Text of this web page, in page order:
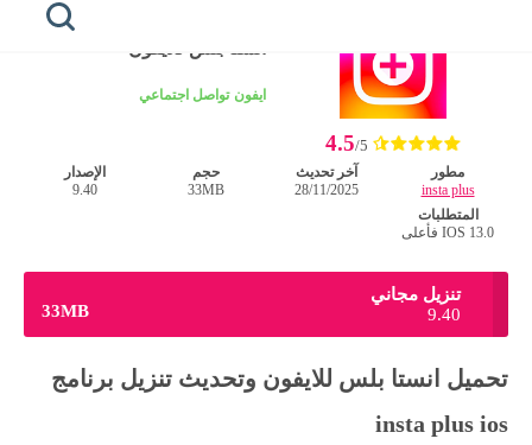
هونيستا
للايفون
للكمبيوتر
هونيستا
خطوط
هونيستا
4.5/5
ايفون تواصل اجتماعي
مطور
insta plus
المتطلبات
IOS 13.0 فأعلى
آخر تحديث
28/11/2025
حجم
33MB
الإصدار
9.40
تنزيل مجاني
33MB
9.40
تحميل انستا بلس للايفون وتحديث تنزيل برنامج
insta plus ios